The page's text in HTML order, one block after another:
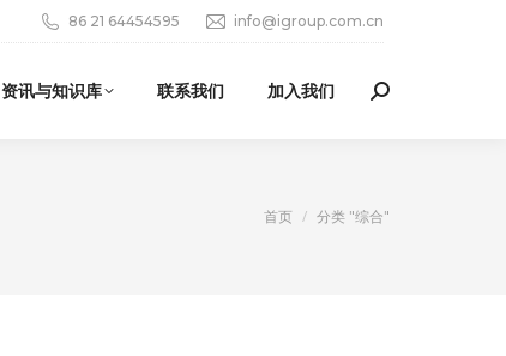
86 21 64454595 info@igroup.com.cn
资讯与知识库 联系我们 加入我们 Search:
您在这里：
首页 分类 "综合"